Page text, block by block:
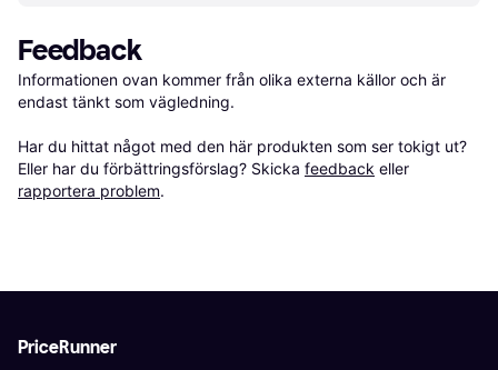
Feedback
Informationen ovan kommer från olika externa källor och är
endast tänkt som vägledning.
Har du hittat något med den här produkten som ser tokigt ut?
Eller har du förbättringsförslag? Skicka feedback eller
rapportera problem.
PriceRunner